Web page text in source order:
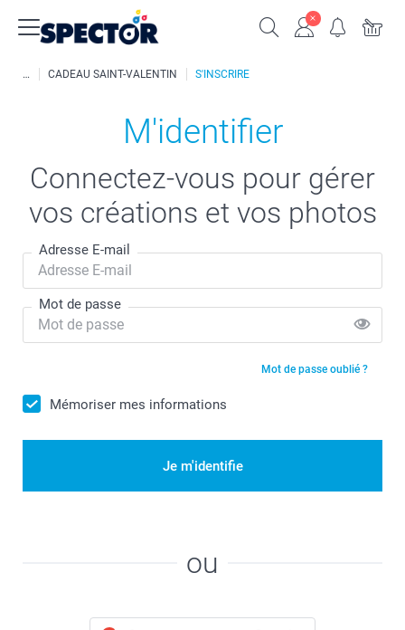
CADEAU SAINT-VALENTIN S'INSCRIRE
M'identifier
Connectez-vous pour gérer
vos créations et vos photos
Adresse E-mail
Mot de passe
Mot de passe oublié ?
Mémoriser mes informations
Je m'identifie
ou